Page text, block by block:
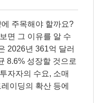
주목해야 할까요?
면 그 이유를 알 수
2026년 361억 달러
8.6% 성장할 것으로
자자의 수요, 소매
이딩의 확산 등에